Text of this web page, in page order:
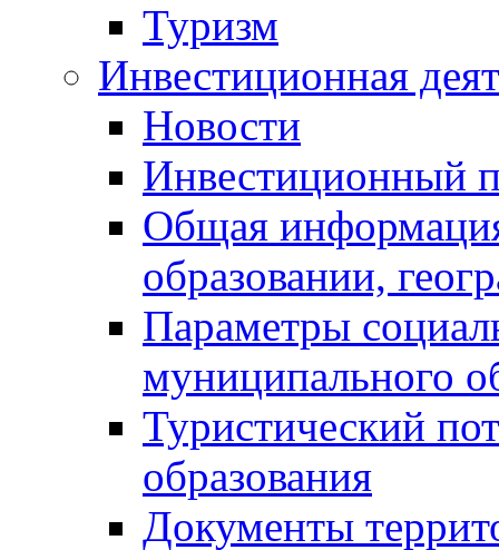
Туризм
Инвестиционная
Новости
Инвестиционный
Общая
образовании,
Параметры
муниципального
Туристический
образования
Документы